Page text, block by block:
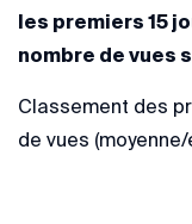
les premiers 15
nombre de vues
Classement des
de vues